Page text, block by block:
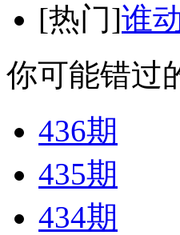
[热门]谁
你可能错过
436期
435期
434期